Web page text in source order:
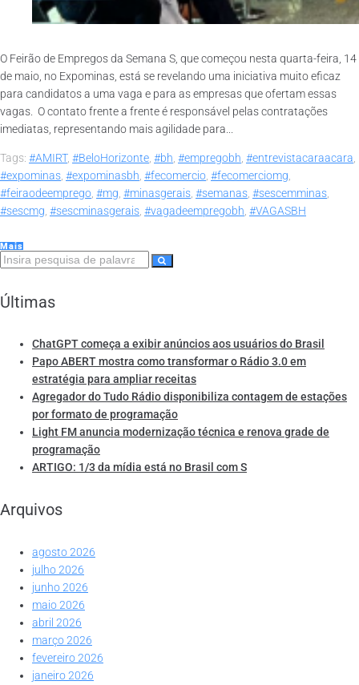
O Feirão de Empregos da Semana S, que começou nesta quarta-feira, 14
de maio, no Expominas, está se revelando uma iniciativa muito eficaz
para candidatos a uma vaga e para as empresas que ofertam essas
vagas. O contato frente a frente é responsável pelas contratações
imediatas, representando mais agilidade para...
Tags: #AMIRT, #BeloHorizonte, #bh, #empregobh, #entrevistacaraacara,
#expominas, #expominasbh, #fecomercio, #fecomerciomg,
#feiraodeemprego, #mg, #minasgerais, #semanas, #sescemminas,
#sescmg, #sescminasgerais, #vagadeempregobh, #VAGASBH
Mais
Últimas
ChatGPT começa a exibir anúncios aos usuários do Brasil
Papo ABERT mostra como transformar o Rádio 3.0 em
estratégia para ampliar receitas
Agregador do Tudo Rádio disponibiliza contagem de estações
por formato de programação
Light FM anuncia modernização técnica e renova grade de
programação
ARTIGO: 1/3 da mídia está no Brasil com S
Arquivos
agosto 2026
julho 2026
junho 2026
maio 2026
abril 2026
março 2026
fevereiro 2026
janeiro 2026